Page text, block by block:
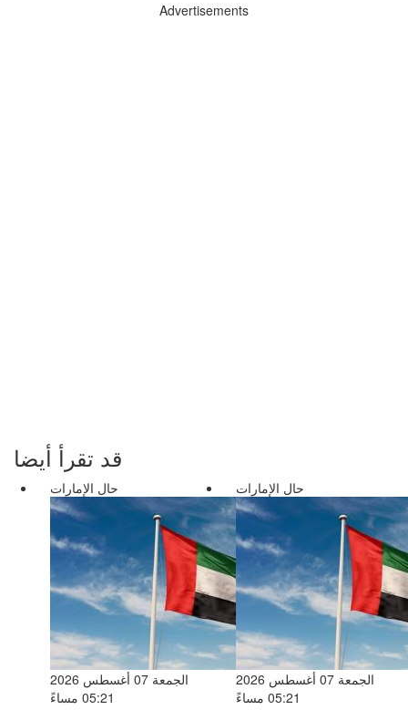
Advertisements
قد تقرأ أيضا
حال الإمارات
الجمعة 07 أغسطس 2026
05:21 مساءً
حال الإمارات
الجمعة 07 أغسطس 2026
05:21 مساءً